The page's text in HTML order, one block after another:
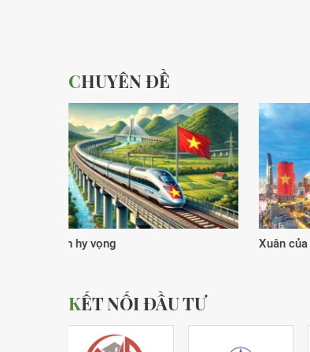
CHUYÊN ĐỀ
Xuân của kỷ nguyên vươn mình
KẾT NỐI ĐẦU TƯ